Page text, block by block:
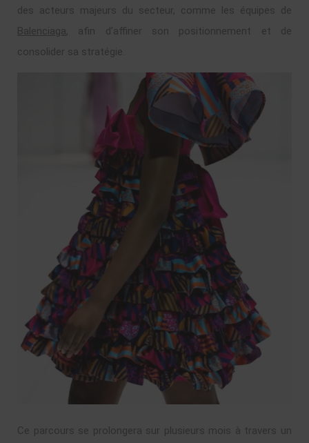
des acteurs majeurs du secteur, comme les équipes de
Balenciaga, afin d’affiner son positionnement et de
consolider sa stratégie.
Ce parcours se prolongera sur plusieurs mois à travers un